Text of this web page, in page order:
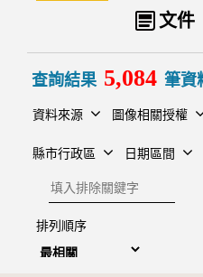
文件
查詢結果 5,084 筆資
資料來源 圖像相關授權
縣市行政區 日期區間
排除關鍵字
排列順序